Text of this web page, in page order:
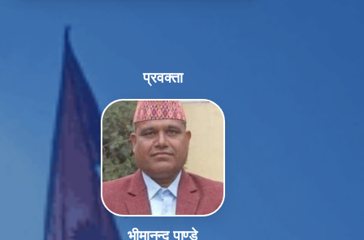
प्रवक्ता
भीमानन्द पाण्डे